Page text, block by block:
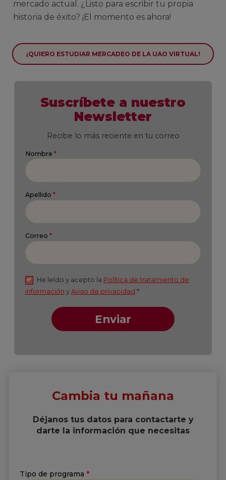
mercado actual. ¿Listo para escribir tu propia
historia de éxito? ¡El momento es ahora!
¡QUIERO ESTUDIAR MERCADEO DE LA UAO VIRTUAL!
Cambia tu mañana
Déjanos tus datos para contactarte y
darte la información que necesitas
Tipo de programa *